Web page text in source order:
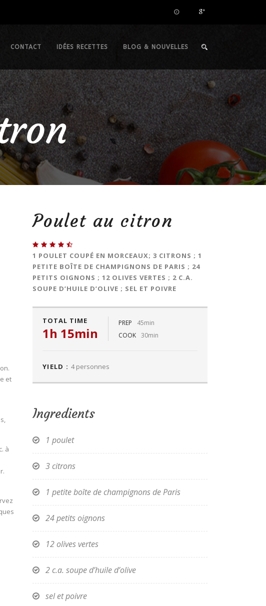
CONTACT IDÉES RECETTES BLOG & NOUVELLES
et
à
Poulet au citron
1 POULET COUPÉ EN MORCEAUX; 3 CITRONS ; 1
PETITE BOÎTE DE CHAMPIGNONS DE PARIS ; 24
PETITS OIGNONS ; 12 OLIVES VERTES ; 2 C.A.
SOUPE D’HUILE D’OLIVE ; SEL ET POIVRE
TOTAL TIME
1h 15min
PREP
45min
COOK 30min
YIELD : 4 personnes
Ingredients
1 poulet
3 citrons
1 petite boîte de champignons de Paris
24 petits oignons
12 olives vertes
2 c.a. soupe d’huile d’olive
sel et poivre